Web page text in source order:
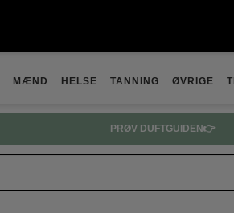
MÆND HELSE TANNING ØVRIGE
PRØV DUFTGUIDEN👉